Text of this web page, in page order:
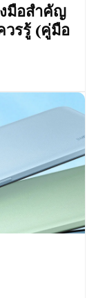
มือสำคัญ
รรู้ (คู่มือ